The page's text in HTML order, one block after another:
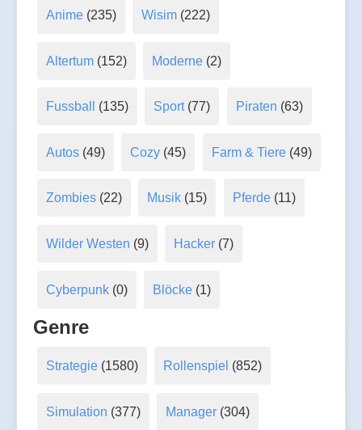
Anime(235) Wisim (222)
Altertum(152) Moderne (2)
Fussball (135) Sport(77) Piraten (63)
Autos(49) Cozy (45) Farm & Tiere(49)
Zombies(22) Musik (15) Pferde(11)
Wilder Westen (9) Hacker (7)
Cyberpunk(0) Blöcke (1)
Genre
Strategie(1580) Rollenspiel (852)
Simulation (377) Manager (304)